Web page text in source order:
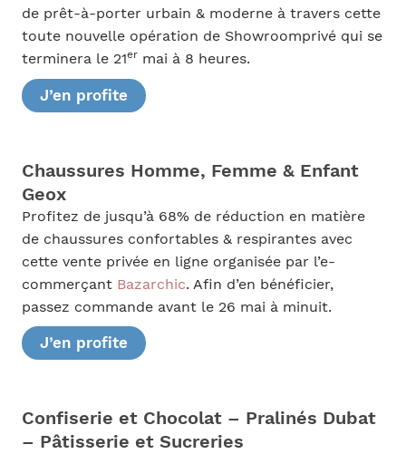
de prêt-à-porter urbain & moderne à travers cette
toute nouvelle opération de Showroomprivé qui se
terminera le 21ermai à 8 heures.
J’en profite
Chaussures Homme, Femme & Enfant
Geox
Profitez de jusqu’à 68% de réduction en matière
de chaussures confortables & respirantes avec
cette vente privée en ligne organisée par l’e-
commerçant Bazarchic. Afin d’en bénéficier,
passez commande avant le 26 mai à minuit.
J’en profite
Confiserie et Chocolat – Pralinés Dubat
– Pâtisserie et Sucreries